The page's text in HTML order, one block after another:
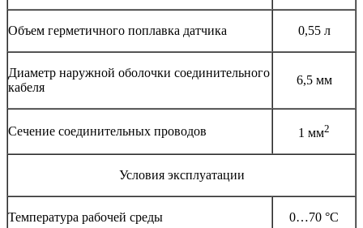
Объем герметичного поплавка датчика 0,55 л
Диаметр наружной оболочки соединительного
кабеля
6,5 мм
Сечение соединительных проводов 1 мм2
Условия эксплуатации
Температура рабочей среды 0…70 °С